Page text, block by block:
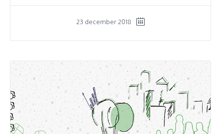
23 december 2018